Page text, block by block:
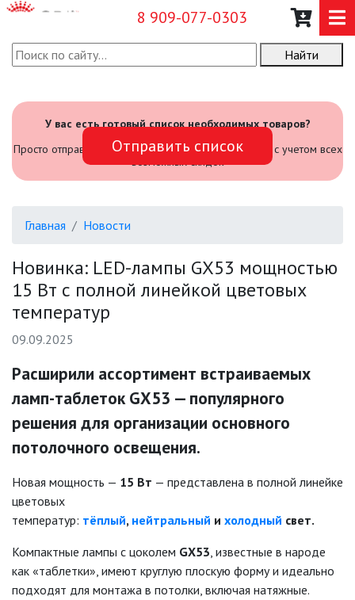
8 909-077-0303
О КОМПАНИИ
НОВОСТИ
ЗАЯВКА
Найти
У вас есть готовый список необходимых товаров?
Просто отправьте его нам и мы посчитаем стоимость с учетом всех
возможных скидок
Отправить список
Главная Новости
Новинка: LED-лампы GX53 мощностью
15 Вт с полной линейкой цветовых
температур
09.09.2025
Расширили ассортимент встраиваемых
ламп-таблеток GX53 — популярного
решения для организации основного
потолочного освещения.
Новая мощность — 15 Вт — представлена в полной линейке
цветовых
температур: тёплый, нейтральный и холодный свет.
Компактные лампы с цоколем GX53, известные в народе
как «таблетки», имеют круглую плоскую форму и идеально
подходят для монтажа в потолки, включая натяжные.